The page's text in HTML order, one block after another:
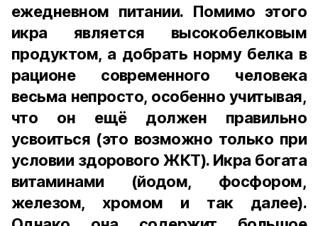
ежедневном питании. Помимо этого
икра является высокобелковым
продуктом, а добрать норму белка в
рационе современного человека
весьма непросто, особенно учитывая,
что он ещё должен правильно
усвоиться (это возможно только при
условии здорового ЖКТ). Икра богата
витаминами (йодом, фосфором,
железом, хромом и так далее).